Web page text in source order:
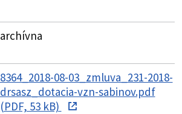
archívna
8364_2018-08-03_zmluva_231-2018-
drsasz_dotacia-vzn-sabinov.pdf
(PDF, 53 kB)